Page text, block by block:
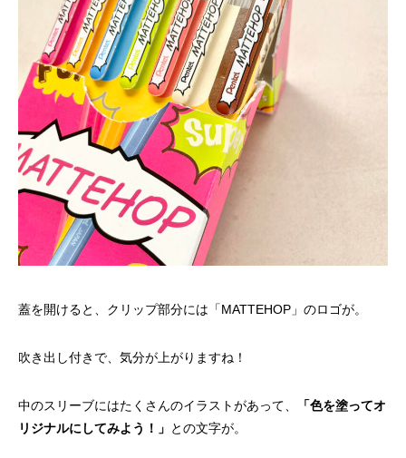
蓋を開けると、クリップ部分には「MATTEHOP」のロゴが。
吹き出し付きで、気分が上がりますね！
中のスリーブにはたくさんのイラストがあって、
「色を塗ってオ
リジナルにしてみよう！」 との文字が。